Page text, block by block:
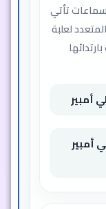
تأتي
لعلبة
1200 مللي أمبير